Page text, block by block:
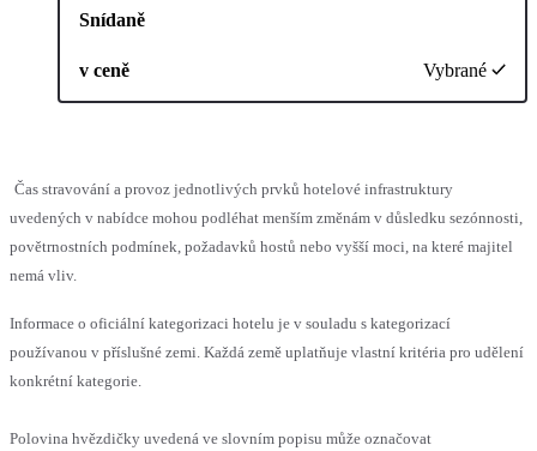
Snídaně
v ceně Vybrané
Čas stravování a provoz jednotlivých prvků hotelové infrastruktury
uvedených v nabídce mohou podléhat menším změnám v důsledku sezónnosti,
povětrnostních podmínek, požadavků hostů nebo vyšší moci, na které majitel
nemá vliv.
Informace o oficiální kategorizaci hotelu je v souladu s kategorizací
používanou v příslušné zemi. Každá země uplatňuje vlastní kritéria pro udělení
konkrétní kategorie.
Polovina hvězdičky uvedená ve slovním popisu může označovat